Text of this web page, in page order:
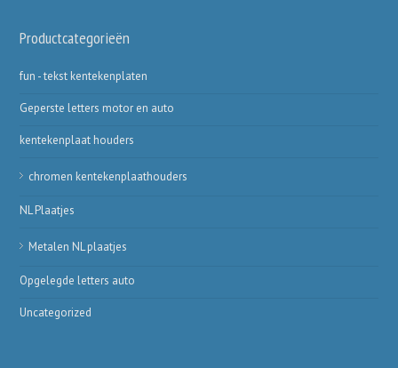
Productcategorieën
fun - tekst kentekenplaten
Geperste letters motor en auto
kentekenplaat houders
chromen kentekenplaathouders
NL Plaatjes
Metalen NL plaatjes
Opgelegde letters auto
Uncategorized